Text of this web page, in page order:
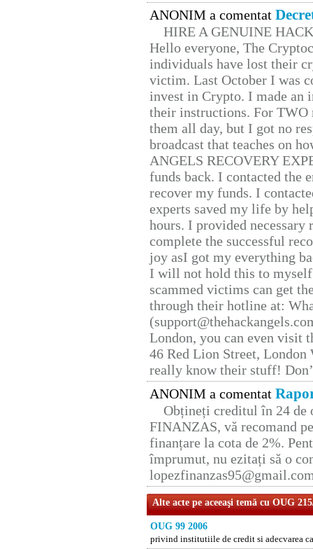
ANONIM a comentat
HIRE A GENUINE
Hello everyone, The
individuals have lost their
victim. Last October I was
invest in Crypto. I made
their instructions. For TWO
them all day, but I got no
broadcast that teaches on
ANGELS RECOVERY
funds back. I contacted the
recover my funds. I
experts saved my life by
hours. I provided
complete the successful
joy asI got my everything
I will not hold this to
scammed victims can get
through their hotline at:
London, you can even visit
46 Red Lion Street, London
really know their stuff!
ANONIM a comentat
Obțineți creditul în 24 de
FINANZAS, vă recomand
finanțare la cota de 2%.
împrumut, nu ezitați să o
Alte acte pe aceeaşi temă cu OUG
OUG 99 2006
privind institutiile de credit si adecvarea